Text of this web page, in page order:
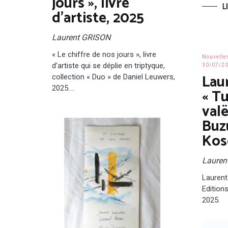
d’artiste, 2025
Laurent GRISON
« Le chiffre de nos jours », livre
d’artiste qui se déplie en triptyque,
collection « Duo » de Daniel Leuwers,
2025.…
30/07/
«
2025.